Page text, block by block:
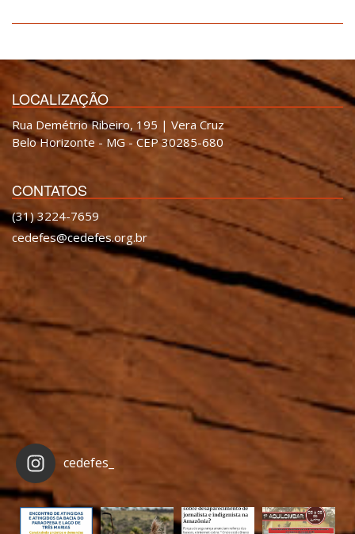
LOCALIZAÇÃO
Rua Demétrio Ribeiro, 195 | Vera Cruz
Belo Horizonte - MG - CEP 30285-680
CONTATOS
(31) 3224-7659
cedefes@cedefes.org.br
cedefes_